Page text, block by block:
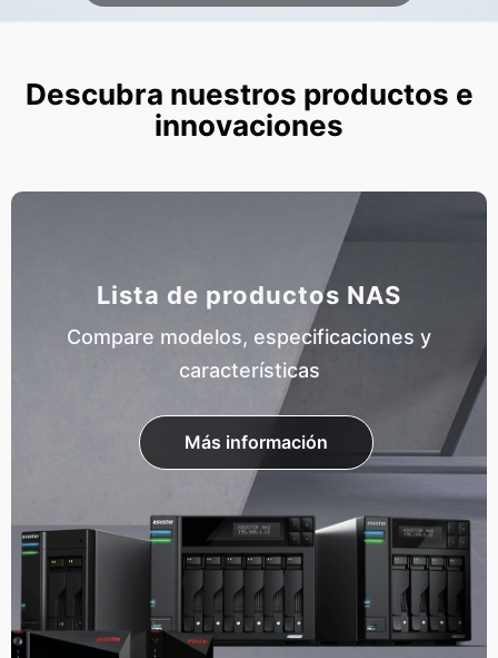
Descubra nuestros productos e
innovaciones
Lista de productos NAS
Compare modelos, especificaciones y
características
Más información